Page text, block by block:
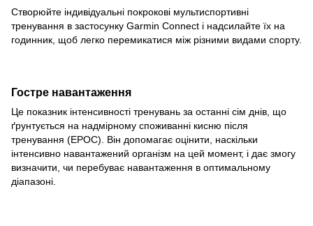
Створюйте індивідуальні покрокові мультиспортивні
тренування в застосунку Garmin Connect і надсилайте їх на
годинник, щоб легко перемикатися між різними видами спорту.
Гостре навантаження
Це показник інтенсивності тренувань за останні сім днів, що
ґрунтується на надмірному споживанні кисню після
тренування (EPOC). Він допомагає оцінити, наскільки
інтенсивно навантажений організм на цей момент, і дає змогу
визначити, чи перебуває навантаження в оптимальному
діапазоні.